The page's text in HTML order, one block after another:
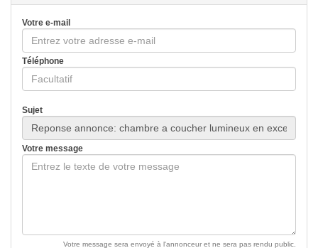
Votre e-mail
Téléphone
Sujet
Votre message
Votre message sera envoyé à l'annonceur et ne sera pas rendu public.